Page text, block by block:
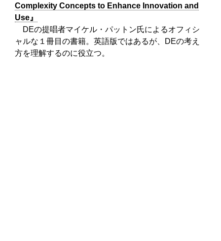
Complexity Concepts to Enhance Innovation and
Use』
DEの提唱者マイケル・パットン氏によるオフィシ
ャルな１ 冊目の書籍。 英語版ではあるが、 DEの考え
方を理解するのに役立つ。